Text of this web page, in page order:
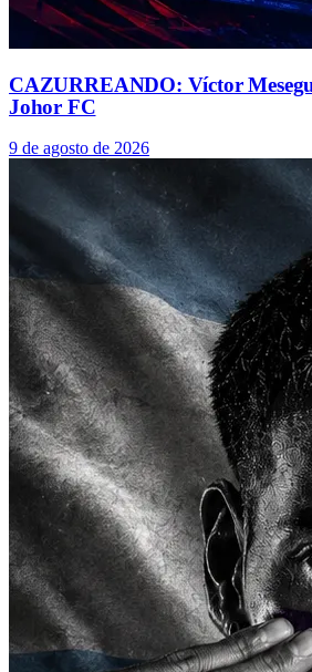
CAZURREANDO: Víctor
Johor FC
9 de agosto de 2026